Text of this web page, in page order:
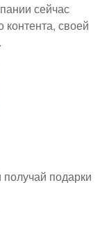
сейчас
контента, своей
подарки